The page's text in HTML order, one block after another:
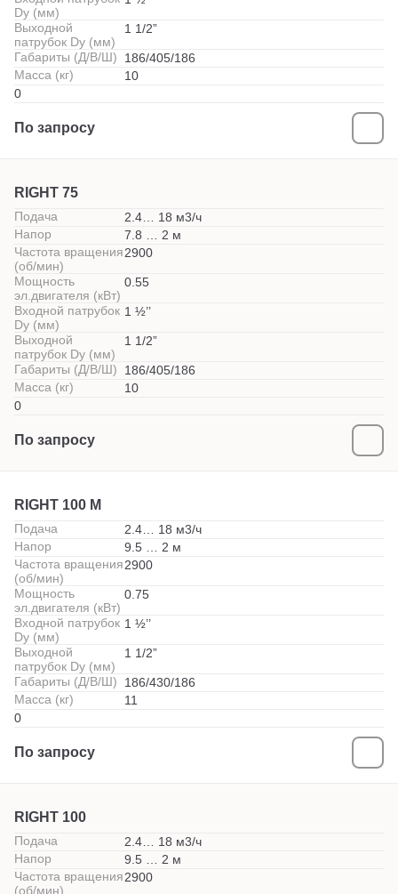
Dy (мм)
Выходной
патрубок Dy (мм)
1 1/2”
Габариты (Д/В/Ш)
186/405/186
Масса (кг)
10
0
По запросу
RIGHT 75
Подача
2.4… 18 м3/ч
Напор
7.8 … 2 м
Частота вращения
(об/мин)
2900
Мощность
эл.двигателя (кВт)
0.55
Входной патрубок
Dy (мм)
1 ½’’
Выходной
патрубок Dy (мм)
1 1/2”
Габариты (Д/В/Ш)
186/405/186
Масса (кг)
10
0
По запросу
RIGHT 100 M
Подача
2.4… 18 м3/ч
Напор
9.5 … 2 м
Частота вращения
(об/мин)
2900
Мощность
эл.двигателя (кВт)
0.75
Входной патрубок
Dy (мм)
1 ½’’
Выходной
патрубок Dy (мм)
1 1/2”
Габариты (Д/В/Ш)
186/430/186
Масса (кг)
11
0
По запросу
RIGHT 100
Подача
2.4… 18 м3/ч
Напор
9.5 … 2 м
Частота вращения
(об/мин)
2900